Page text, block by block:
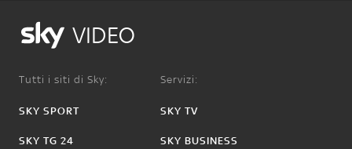
VIDEO
Tutti i siti di Sky:
SKY SPORT
SKY TG 24
Servizi:
SKY TV
SKY BUSINESS